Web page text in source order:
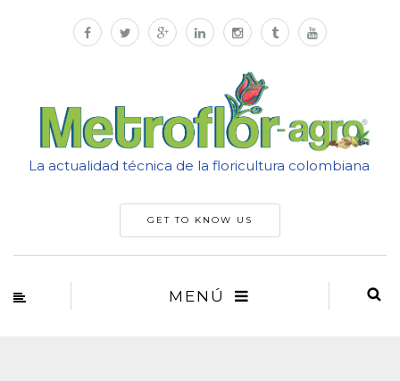
La actualidad técnica de la floricultura colombiana
GET TO KNOW US
MENÚ